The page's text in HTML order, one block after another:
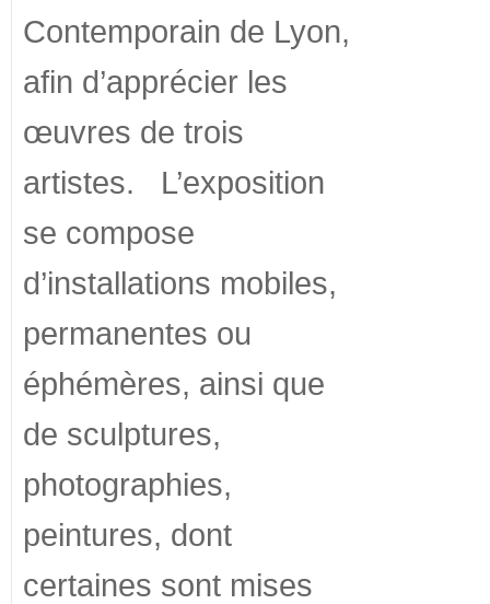
Contemporain de Lyon,
afin d’apprécier les
œuvres de trois
artistes. L’exposition
se compose
d’installations mobiles,
permanentes ou
éphémères, ainsi que
de sculptures,
photographies,
peintures, dont
certaines sont mises